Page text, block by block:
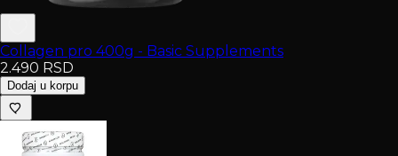
Collagen pro 400g - Basic Supplements
2.490 RSD
Dodaj u korpu